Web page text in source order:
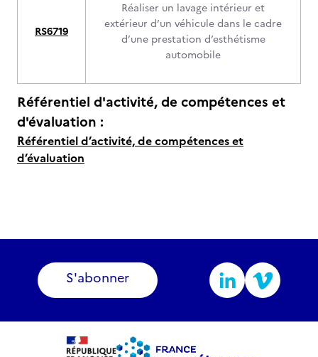
RS6719
Réaliser un lavage intérieur et
extérieur d’un véhicule dans le cadre
d’une prestation d’esthétisme
automobile
Référentiel d'activité, de compétences et
d'évaluation :
Référentiel d’activité, de compétences et
d’évaluation
S'abonner